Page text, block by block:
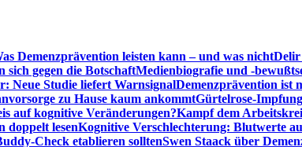
Demenzprävention leisten kann – und was nichtDelir
sich gegen die BotschaftMedienbiografie und -
Neue Studie liefert WarnsignalDemenzprävention ist
zu Hause kaum ankommtGürtelrose-
auf kognitive Veränderungen?Kampf dem
doppelt lesenKognitive Verschlechterung: Blutwerte
Check etablieren solltenSwen Staack über